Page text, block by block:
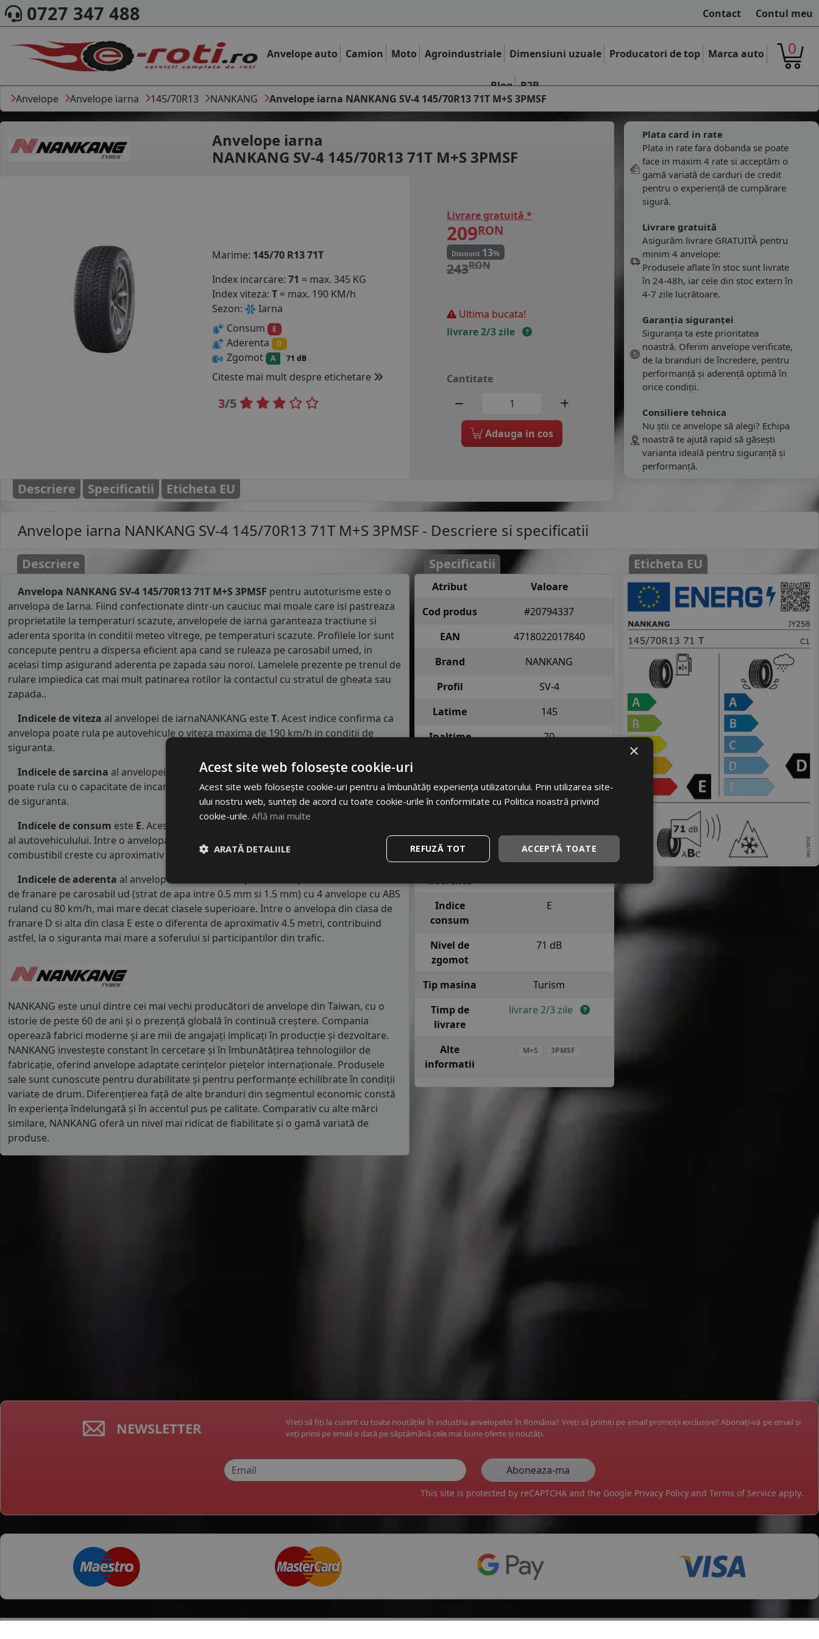
0727 347 488 Contact Contul meu
Anvelope auto Camion Moto Agroindustriale Dimensiuni uzuale Producatori de top Marca auto
Blog B2B
0
Anvelope Anvelope iarna 145/70R13 NANKANG Anvelope iarna NANKANG SV-4 145/70R13 71T M+S 3PMSF
Anvelope iarna
NANKANG SV-4 145/70R13 71T M+S 3PMSF
Marime: 145/70 R13 71T
Index incarcare: 71 = max. 345 KG
Index viteza: T = max. 190 KM/h
Sezon:
Iarna
Consum
E
Aderenta D
Zgomot A 71 dB
Citeste mai mult despre etichetare
3/5
Livrare gratuită *
209RON
Discount 13%
243RON
Ultima bucata!
livrare 2/3 zile
Cantitate
Adauga in cos
Plata card in rate
Plata in rate fara dobanda se poate
face in maxim 4 rate si acceptăm o
gamă variată de carduri de credit
pentru o experiență de cumpărare
sigură.
Livrare gratuită
Asigurăm livrare GRATUITĂ pentru
minim 4 anvelope:
Produsele aflate în stoc sunt livrate
în 24-48h, iar cele din stoc extern în
4-7 zile lucrătoare.
Garanția siguranței
Siguranța ta este prioritatea
noastră. Oferim anvelope verificate,
de la branduri de încredere, pentru
performanță și aderență optimă în
orice condiții.
Consiliere tehnica
Nu știi ce anvelope să alegi? Echipa
noastră te ajută rapid să găsești
varianta ideală pentru siguranță și
performanță.
Descriere Specificatii Eticheta EU
Anvelope iarna NANKANG SV-4 145/70R13 71T M+S 3PMSF - Descriere si specificatii
Descriere
Anvelopa NANKANG SV-4 145/70R13 71T M+S 3PMSF pentru autoturisme este o
anvelopa de Iarna. Fiind confectionate dintr-un cauciuc mai moale care isi pastreaza
proprietatile la temperaturi scazute, anvelopele de iarna garanteaza tractiune si
aderenta sporita in conditii meteo vitrege, pe temperaturi scazute. Profilele lor sunt
concepute pentru a dispersa eficient apa cand se ruleaza pe carosabil umed, in
acelasi timp asigurand aderenta pe zapada sau noroi. Lamelele prezente pe trenul de
rulare impiedica cat mai mult patinarea rotilor la contactul cu stratul de gheata sau
zapada..
Indicele de viteza al anvelopei de iarnaNANKANG este T. Acest indice confirma ca
anvelopa poate rula pe autovehicule o viteza maxima de 190 km/h in conditii de
siguranta.
Indicele de sarcina al anvelopei este 71. Acest indice semnifica faptul ca anvelopa
poate rula cu o capacitate de incarcare maxima de 345 kg pe fiecare roata in conditii
de siguranta.
Indicele de consum este E. Acest indice reprezinta clasa de consum de carburant
al autovehiculului. Intre o anvelopa cu clasa B si o alta din clasa C, consumul de
combustibil creste cu aproximativ 1 litru la fiecare 1000 km parcursi.
Indicele de aderenta al anvelopei este
de franare pe carosabil ud (strat de apa intre 0.5 mm si 1.5 mm) cu 4 anvelope cu ABS
ruland cu 80 km/h, mai mare decat clasele superioare. Intre o anvelopa din clasa de
franare D si alta din clasa E este o diferenta de aproximativ 4.5 metri, contribuind
astfel, la o siguranta mai mare a soferului si participantilor din trafic.
NANKANG este unul dintre cei mai vechi producători de anvelope din Taiwan, cu o
istorie de peste 60 de ani și o prezență globală în continuă creștere. Compania
operează fabrici moderne și are mii de angajați implicați în producție și dezvoltare.
NANKANG investește constant în cercetare și în îmbunătățirea tehnologiilor de
fabricație, oferind anvelope adaptate cerințelor piețelor internaționale. Produsele
sale sunt cunoscute pentru durabilitate și pentru performanțe echilibrate în condiții
variate de drum. Diferențierea față de alte branduri din segmentul economic constă
în experiența îndelungată și în accentul pus pe calitate. Comparativ cu alte mărci
similare, NANKANG oferă un nivel mai ridicat de fiabilitate și o gamă variată de
produse.
Specificatii
Atribut
Valoare
Cod produs
#20794337
EAN
4718022017840
Brand
NANKANG
Profil
SV-4
Latime
145
Inaltime
70
Indice
incarcare
71 = pana la 345 kg per
anvelopa
viteza
siguranta
Indice
aderenta
D
Indice
consum
E
Nivel de
zgomot
71 dB
Tip masina
Turism
Timp de
livrare
livrare 2/3 zile
Alte
informatii
M+S 3PMSF
Eticheta EU
NEWSLETTER
Vreți să fiți la curent cu toate noutățile în industria anvelopelor în România? Vreți să primiți pe email promoții exclusive? Abonați-vă pe email și
veți primi pe email o dată pe săptămână cele mai bune oferte și noutăți.
This site is protected by reCAPTCHA and the Google Privacy Policy and Terms of Service apply.
×
Acest site web folosește cookie-uri
Acest site web folosește cookie-uri pentru a îmbunătăți experiența utilizatorului. Prin utilizarea site-
ului nostru web, sunteți de acord cu toate cookie-urile în conformitate cu Politica noastră privind
cookie-urile. Află mai multe
ACCEPTĂ TOATE
REFUZĂ TOT
ARATĂ DETALIILE